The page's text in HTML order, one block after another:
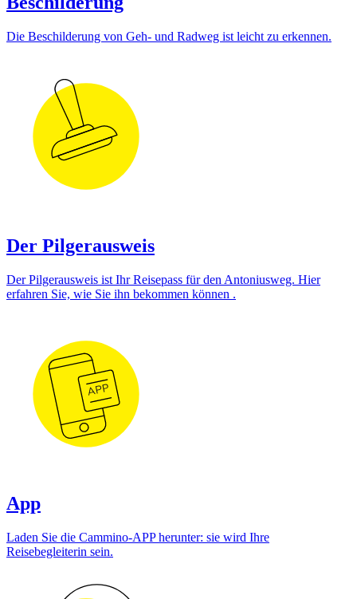
Die Beschilderung von Geh- und Radweg ist leicht zu erkennen.
Der Pilgerausweis
Der Pilgerausweis ist Ihr Reisepass für den Antoniusweg. Hier
erfahren Sie, wie Sie ihn bekommen können .
App
Laden Sie die Cammino-APP herunter: sie wird Ihre
Reisebegleiterin sein.